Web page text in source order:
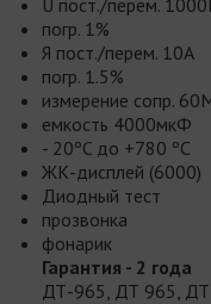
погр. 1%
Я пост./перем. 10А
погр. 1.5%
измерение сопр.
емкость 4000мкФ
- 20ºC до +780 ºC
ЖК-дисплей (6000)
Диодный тест
прозвонка
фонарик
Гарантия - 2 года
ДТ-965, ДТ 965,